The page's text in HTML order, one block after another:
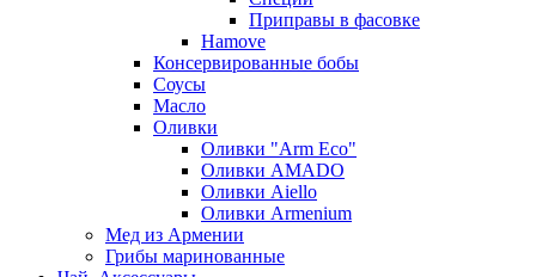
Приправы в фасовке
Hamove
Консервированные бобы
Соусы
Масло
Оливки
Оливки "Arm Eco"
Оливки AMADO
Оливки Aiello
Оливки Armenium
Мед из Армении
Грибы маринованные